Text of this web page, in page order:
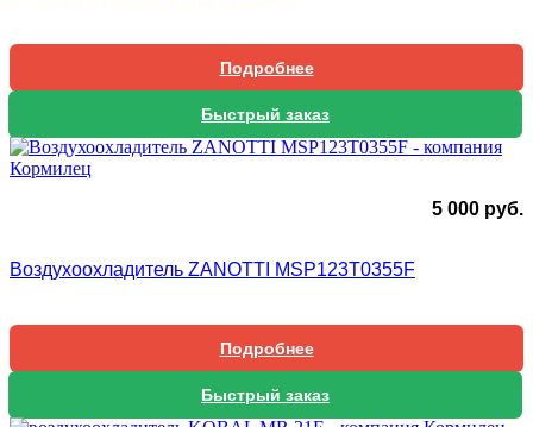
Подробнее
Быстрый заказ
5 000 руб.
Воздухоохладитель ZANOTTI MSP123T0355F
Подробнее
Быстрый заказ